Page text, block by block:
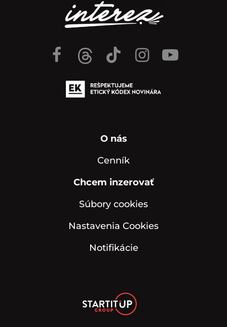
O nás
Cenník
Chcem inzerovať
Súbory cookies
Nastavenia Cookies
Notifikácie